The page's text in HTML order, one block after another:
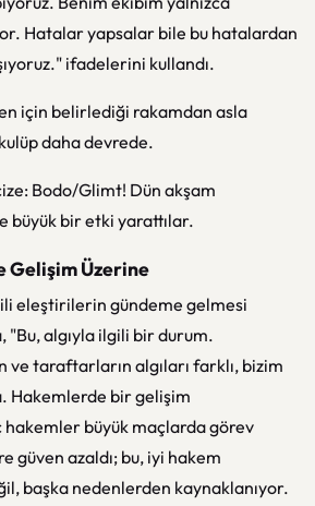
Hatalar yapsalar bile bu hatalardan
ifadelerini kullandı.
için belirlediği rakamdan asla
daha devrede.
Bodo/Glimt! Dün akşam
büyük bir etki yarattılar.
Gelişim Üzerine
eleştirilerin gündeme gelmesi
"Bu, algıyla ilgili bir durum.
ve taraftarların algıları farklı, bizim
Hakemlerde bir gelişim
büyük maçlarda görev
güven azaldı; bu, iyi hakem
başka nedenlerden kaynaklanıyor.